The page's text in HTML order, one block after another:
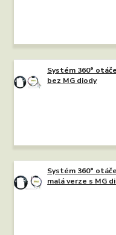
Systém 360°
bez MG diody
Systém 360°
malá verze s MG